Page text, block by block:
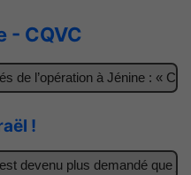
- CQVC
l’opération à Jénine : « Ces
!
plus demandé que